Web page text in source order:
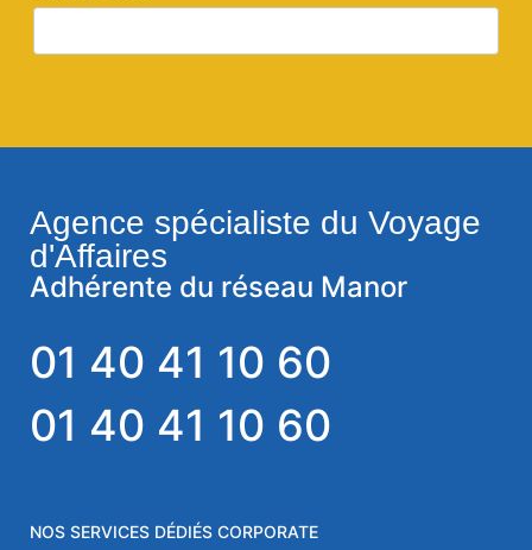
Agence spécialiste du Voyage
d'Affaires
Adhérente du réseau Manor
01 40 41 10 60
01 40 41 10 60
NOS SERVICES DÉDIÉS CORPORATE